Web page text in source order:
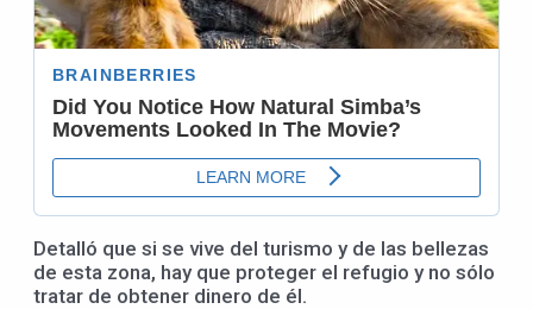
Detalló que si se vive del turismo y de las bellezas
de esta zona, hay que proteger el refugio y no sólo
tratar de obtener dinero de él.